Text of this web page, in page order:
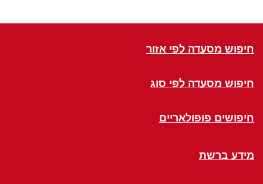
חיפוש מסעדה לפי אזור
חיפוש מסעדה לפי סוג
חיפושים פופולאריים
מידע ברשת